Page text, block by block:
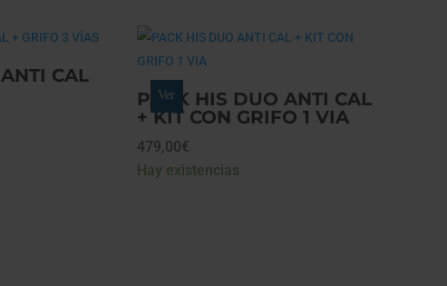
CAL
PACK HIS DUO ANTI CAL
+ KIT CON GRIFO 1 VIA
479,00€
Hay existencias
Ver